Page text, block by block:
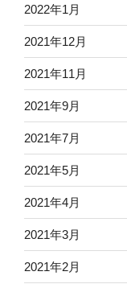
2022年1月
2021年12月
2021年11月
2021年9月
2021年7月
2021年5月
2021年4月
2021年3月
2021年2月